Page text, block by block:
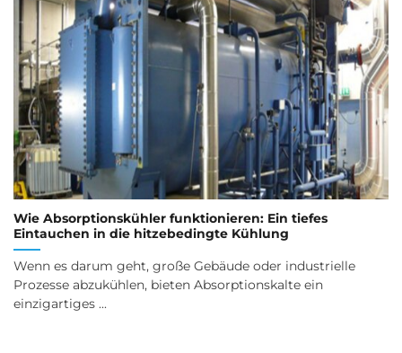
Wie Absorptionskühler funktionieren: Ein tiefes
Eintauchen in die hitzebedingte Kühlung
Wenn es darum geht, große Gebäude oder industrielle
Prozesse abzukühlen, bieten Absorptionskalte ein
einzigartiges ...